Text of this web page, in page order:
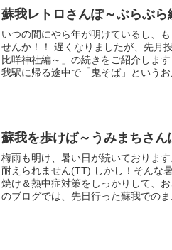
蘇我レトロさんぽ～ぶらぶら
いつの間にやら年が明けているし、
せんか！！ 遅くなりましたが、先月
比咩神社編～」の続きをご紹介します！ 神社へのお参りを終え
我駅に帰る途中で「鬼そば」というお
蘇我を歩けば～うみまちさん
梅雨も明け、暑い日が続いておりま
耐えられません(TT) しかし！そんな暑さも夏にしか味わえません！日
焼け＆熱中症対策をしっかりして、お
のブログでは、先日行った蘇我でのま